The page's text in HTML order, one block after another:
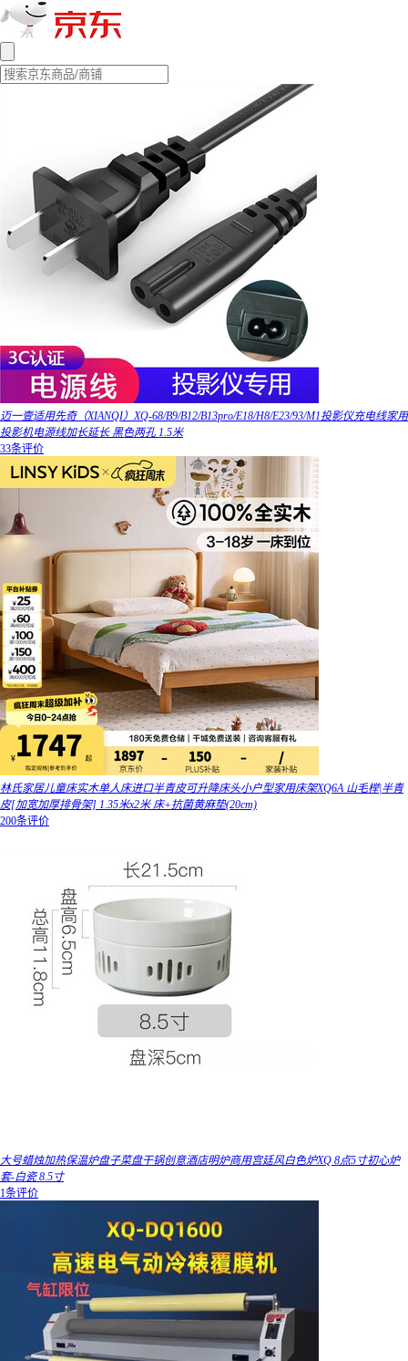
迈一壹适用先奇（XIANQI）XQ-68/B9/B12/B13pro/E18/H8/E23/93/M1投影仪充电线家用
投影机电源线加长延长 黑色两孔 1.5米
33条评价
林氏家居儿童床实木单人床进口半青皮可升降床头小户型家用床架XQ6A 山毛榉|半青
皮[加宽加厚排骨架] 1.35米x2米 床+抗菌黄麻垫(20cm)
200条评价
大号蜡烛加热保温炉盘子菜盘干锅创意酒店明炉商用宫廷风白色炉XQ 8点5寸初心炉
套-白瓷 8.5寸
1条评价